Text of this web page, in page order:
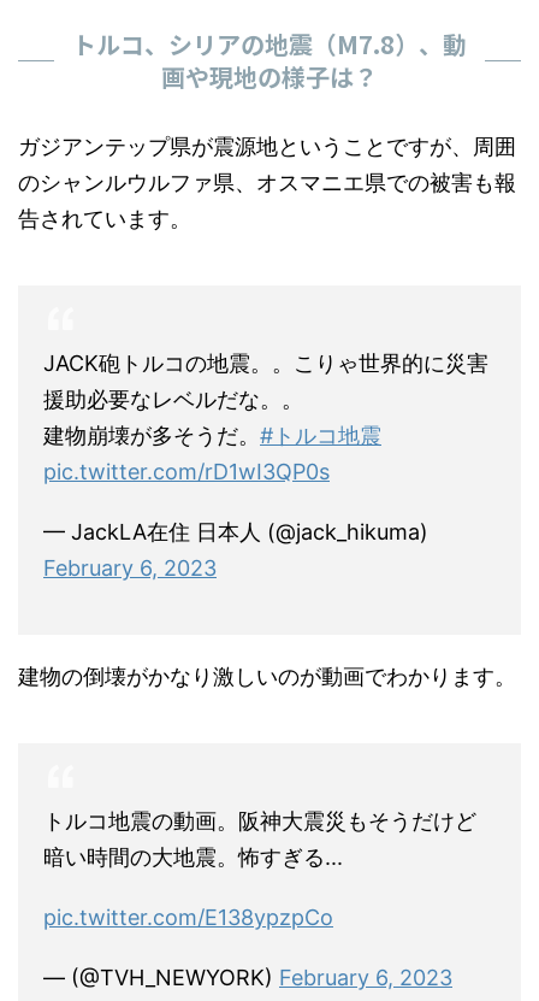
トルコ、シリアの地震（M7.8）、動
画や現地の様子は？
ガジアンテップ県が震源地ということですが、周囲
のシャンルウルファ県、オスマニエ県での被害も報
告されています。
援助必要なレベルだな。。
建物崩壊が多そうだ。#トルコ地震
pic.twitter.com/rD1wI3QP0s
February 6, 2023
暗い時間の大地震。怖すぎる...
pic.twitter.com/E138ypzpCo
— (@TVH_NEWYORK)February 6, 2023